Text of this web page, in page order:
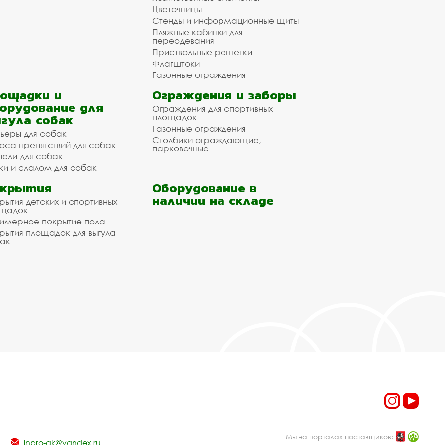
Цветочницы
Стенды и информационные щиты
Пляжные кабинки для
переодевания
Приствольные решетки
Флагштоки
Газонные ограждения
и
для
собак
для собак
препятствий для собак
для собак
и слалом для собак
Ограждения и заборы
Ограждения для спортивных
площадок
Газонные ограждения
Столбики ограждающие,
парковочные
детских и спортивных
покрытие пола
площадок для выгула
Оборудование в
наличии на складе
inpro-gk@yandex.ru
Мы на порталах поставщиков: